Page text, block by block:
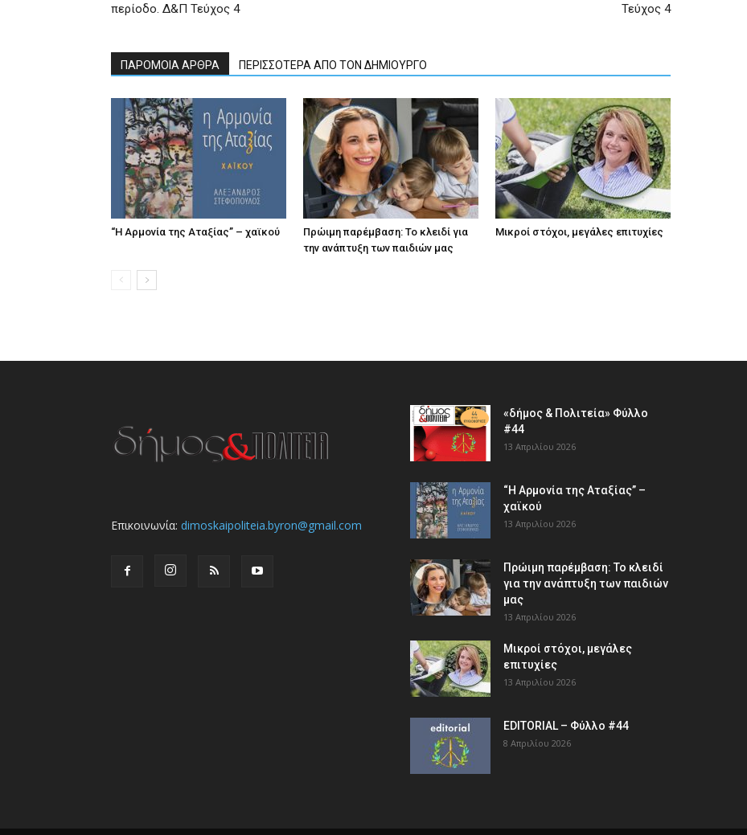
περίοδο. Δ&Π Τεύχος 4
Τεύχος 4
ΠΑΡΟΜΟΙΑ ΑΡΘΡΑ ΠΕΡΙΣΣΟΤΕΡΑ ΑΠΟ ΤΟΝ ΔΗΜΙΟΥΡΓΟ
“Η Αρμονία της Αταξίας” – χαϊκού
Πρώιμη παρέμβαση: Το κλειδί για
την ανάπτυξη των παιδιών µας
Μικροί στόχοι, μεγάλες επιτυχίες
Επικοινωνία: dimoskaipoliteia.byron@gmail.com
«δήμος & Πολιτεία» Φύλλο
#44
13 Απριλίου 2026
“Η Αρμονία της Αταξίας” –
χαϊκού
13 Απριλίου 2026
Πρώιμη παρέμβαση: Το κλειδί
για την ανάπτυξη των παιδιών
µας
13 Απριλίου 2026
Μικροί στόχοι, μεγάλες
επιτυχίες
13 Απριλίου 2026
EDITORIAL – Φύλλο #44
8 Απριλίου 2026